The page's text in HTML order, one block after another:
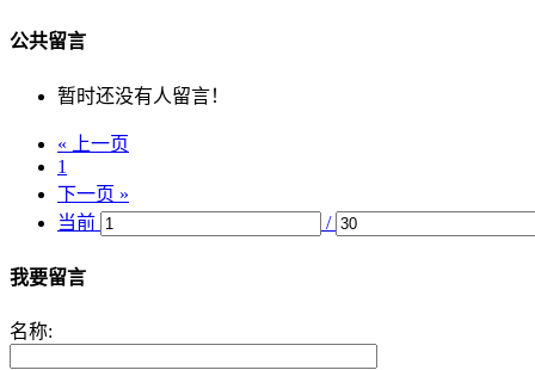
公共留言
暂时还没有人留言！
« 上一页
1
下一页 »
当前
/
我要留言
名称: